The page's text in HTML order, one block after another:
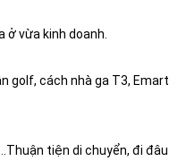
vừa kinh doanh.
golf, cách nhà ga T3, Emart
tiện di chuyển, đi đâu